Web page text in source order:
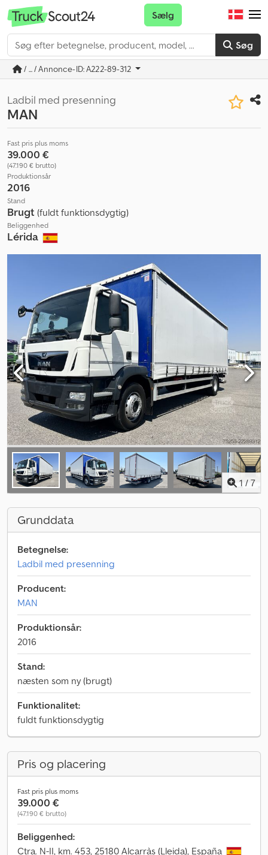
Søg
Sælg
/ ... / Annonce-ID: A222-89-312
Ladbil med presenning
MAN
Fast pris plus moms
39.000 €
(47.190 € brutto)
Produktionsår
2016
Stand
Brugt (fuldt funktionsdygtig)
Beliggenhed
Lérida
1 / 7
Grunddata
Betegnelse:
Ladbil med presenning
Producent:
MAN
Produktionsår:
2016
Stand:
næsten som ny (brugt)
Funktionalitet:
fuldt funktionsdygtig
Pris og placering
Fast pris plus moms
39.000 €
(47.190 € brutto)
Beliggenhed:
Ctra. N-II, km. 453, 25180 Alcarràs (Lleida), España